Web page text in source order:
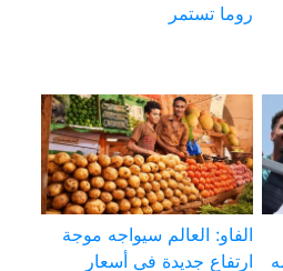
روما تستمر
الفاو: العالم سيواجه موجة
ارتفاع جديدة في أسعار